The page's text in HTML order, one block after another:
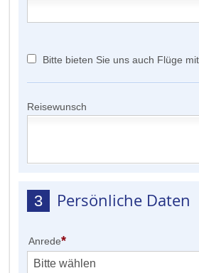
Bitte bieten Sie uns auch Flüge
Reisewunsch
3 Persönliche Daten
Anrede*